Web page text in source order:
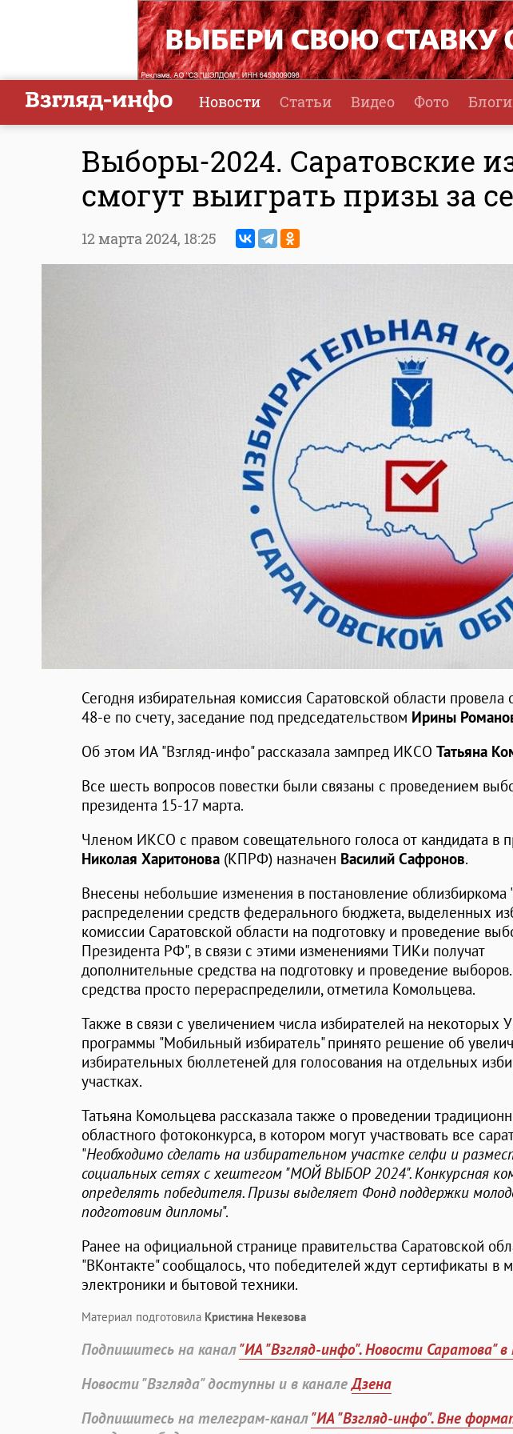
Новости Статьи Видео Фото Блоги
Выборы-2024. Саратовские
смогут выиграть призы за
12 марта 2024, 18:25
Сегодня избирательная комиссия Саратовской области провела
48-е по счету, заседание под председательством Ирины
Об этом ИА "Взгляд-инфо" рассказала зампред ИКСО Татьяна
Все шесть вопросов повестки были связаны с проведением
президента 15-17 марта.
Членом ИКСО с правом совещательного голоса от кандидата в
Николая Харитонова (КПРФ) назначен Василий Сафронов.
Внесены небольшие изменения в постановление облизбиркома
распределении средств федерального бюджета, выделенных
комиссии Саратовской области на подготовку и проведение
Президента РФ", в связи с этими изменениями ТИКи получат
дополнительные средства на подготовку и проведение
средства просто перераспределили, отметила Комольцева.
Также в связи с увеличением числа избирателей на некоторых
программы "Мобильный избиратель" принято решение об
избирательных бюллетеней для голосования на отдельных
участках.
Татьяна Комольцева рассказала также о проведении
областного фотоконкурса, в котором могут участвовать все
"Необходимо сделать на избирательном участке селфи и
социальных сетях с хештегом "МОЙ ВЫБОР 2024". Конкурсная
определять победителя.Призы выделяет Фонд поддержки
подготовим дипломы".
Ранее на официальной странице правительства Саратовской
"ВКонтакте" сообщалось, что победителей ждут сертификаты в
электроники и бытовой техники.
Материал подготовила Кристина Некезова
Подпишитесь на канал"ИА "Взгляд-инфо". Новости Саратова" в
Новости "Взгляда" доступны и в каналеДзена
Подпишитесь на телеграм-канал"ИА "Взгляд-инфо". Вне